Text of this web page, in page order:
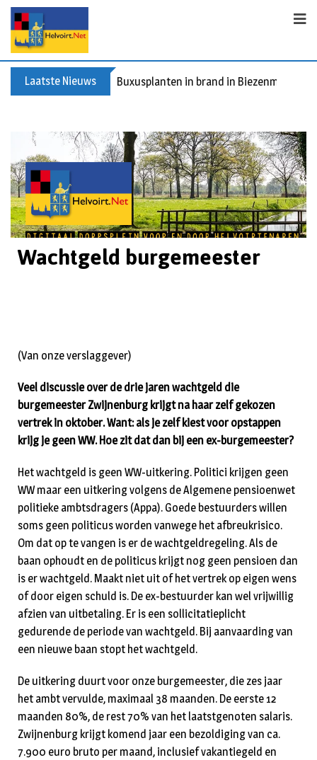
Laatste Nieuws Buxusplanten in brand in Biezenmortel,
Wachtgeld burgemeester
(Van onze verslaggever)
Veel discussie over de drie jaren wachtgeld die
burgemeester Zwijnenburg krijgt na haar zelf gekozen
vertrek in oktober. Want: als je zelf kiest voor opstappen
krijg je geen WW. Hoe zit dat dan bij een ex-burgemeester?
Het wachtgeld is geen WW-uitkering. Politici krijgen geen
WW maar een uitkering volgens de Algemene pensioenwet
politieke ambtsdragers (Appa). Goede bestuurders willen
soms geen politicus worden vanwege het afbreukrisico.
Om dat op te vangen is er de wachtgeldregeling. Als de
baan ophoudt en de politicus krijgt nog geen pensioen dan
is er wachtgeld. Maakt niet uit of het vertrek op eigen wens
of door eigen schuld is. De ex-bestuurder kan wel vrijwillig
afzien van uitbetaling. Er is een sollicitatieplicht
gedurende de periode van wachtgeld. Bij aanvaarding van
een nieuwe baan stopt het wachtgeld.
De uitkering duurt voor onze burgemeester, die zes jaar
het ambt vervulde, maximaal 38 maanden. De eerste 12
maanden 80%, de rest 70% van het laatstgenoten salaris.
Zwijnenburg krijgt komend jaar een bezoldiging van ca.
7.900 euro bruto per maand, inclusief vakantiegeld en